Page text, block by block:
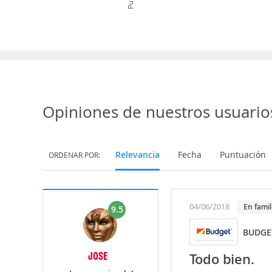
Opiniones de nuestros
ORDENAR POR: Relevancia Fecha Puntuación
9.5
JOSE
04/06/2018 En
Todo bien.